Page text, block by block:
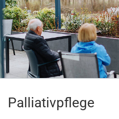
Startseite
Kliniken & Einrichtungen
Palliativpflege